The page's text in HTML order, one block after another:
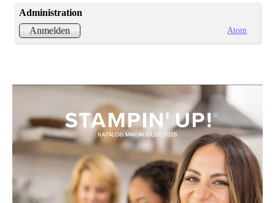
Administration
Anmelden
Atom